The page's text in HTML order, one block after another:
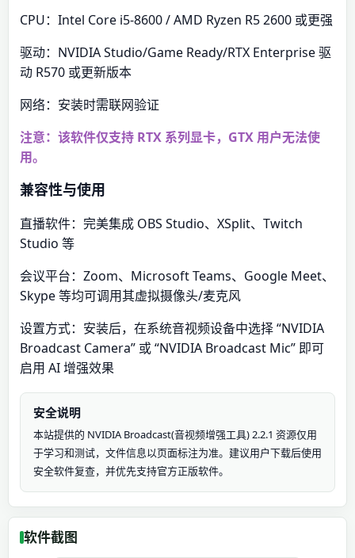
CPU：Intel Core i5-8600 / AMD Ryzen R5 2600 或更强
驱动：NVIDIA Studio/Game Ready/RTX Enterprise 驱
动 R570 或更新版本
网络：安装时需联网验证
注意：该软件仅支持 RTX 系列显卡，GTX 用户无法使
用。
兼容性与使用
直播软件：完美集成 OBS Studio、XSplit、Twitch
Studio 等
会议平台：Zoom、Microsoft Teams、Google Meet、
Skype 等均可调用其虚拟摄像头/麦克风
设置方式：安装后，在系统音视频设备中选择 “NVIDIA
Broadcast Camera” 或 “NVIDIA Broadcast Mic” 即可
启用 AI 增强效果
安全说明
本站提供的 NVIDIA Broadcast(音视频增强工具) 2.2.1 资源仅用
于学习和测试，文件信息以页面标注为准。建议用户下载后使用
安全软件复查，并优先支持官方正版软件。
软件截图